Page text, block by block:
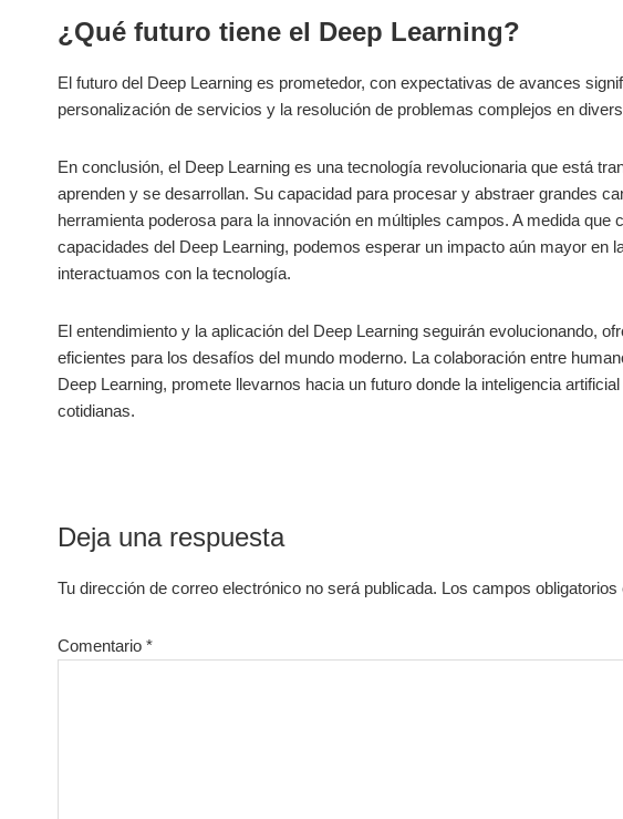
¿Qué futuro tiene el Deep ‍Learning?
El futuro del Deep Learning es prometedor, con expectativas​ de⁤ avances
personalización de servicios ⁤y la resolución de⁤ problemas complejos ⁢en
En conclusión, el Deep ​Learning es una⁢ tecnología revolucionaria que está
aprenden y ​se desarrollan. Su capacidad​ para procesar y abstraer grandes
⁤herramienta poderosa para la ⁤innovación‌ en múltiples campos. A ​medida que
capacidades del​ Deep Learning, podemos esperar un impacto aún mayor en
‌interactuamos con la ⁤tecnología.
El entendimiento y la aplicación del Deep Learning seguirán​ evolucionando,
eficientes para los desafíos del mundo moderno. La colaboración entre
Deep Learning, promete llevarnos ​hacia ‍un futuro donde la inteligencia
cotidianas.
Interacciones
con
lectores
Deja una respuesta
Tu dirección de correo electrónico no será publicada. Los campos
Comentario *